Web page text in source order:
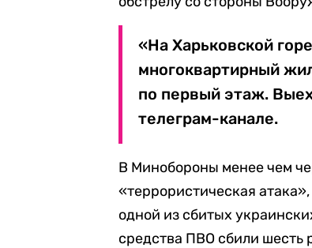
«На Харьковской
многоквартирный
по первый этаж.
телеграм-канале.
В Минобороны менее чем
«террористическая
одной из сбитых
средства ПВО сбили шесть